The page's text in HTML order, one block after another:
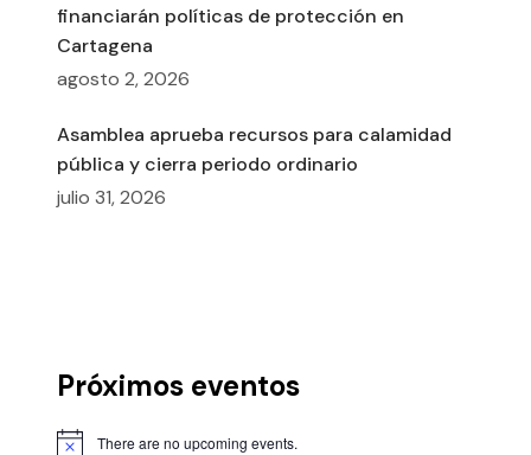
financiarán políticas de protección en
Cartagena
agosto 2, 2026
Asamblea aprueba recursos para calamidad
pública y cierra periodo ordinario
julio 31, 2026
Próximos eventos
There are no upcoming events.